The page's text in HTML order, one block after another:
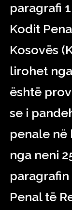
paragrafi
Kodit
Kosovës
lirohet
është
se i
penale në
nga neni
paragrafin
Penal të